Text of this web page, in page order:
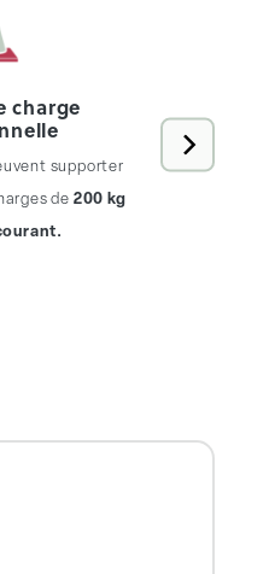
charge
supporter
de 200 kg
Les